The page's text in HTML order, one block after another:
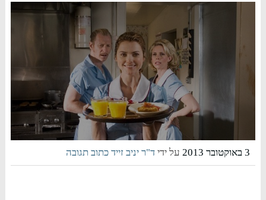
3 באוקטובר 2013 על ידיד"ר יניב זייד כתוב תגובה